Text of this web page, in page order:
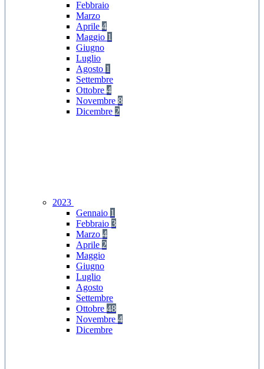
Febbraio
Marzo
Aprile 4
Maggio 1
Giugno
Luglio
Agosto 1
Settembre
Ottobre 4
Novembre 8
Dicembre 2
2023
Gennaio 1
Febbraio 3
Marzo 4
Aprile 2
Maggio
Giugno
Luglio
Agosto
Settembre
Ottobre 48
Novembre 4
Dicembre